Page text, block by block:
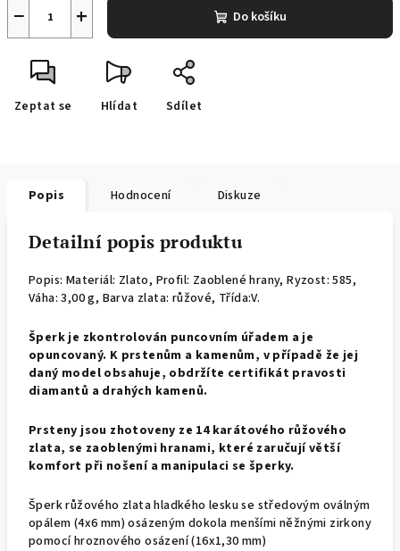
+
− Do košíku
Zeptat se Hlídat Sdílet
Popis Hodnocení Diskuze
Detailní popis produktu
Popis: Materiál: Zlato, Profil: Zaoblené hrany,Ryzost: 585,
Váha: 3,00 g, Barva zlata: růžové, Třída:V.
Šperk je zkontrolován puncovním úřadem a je
opuncovaný. K prstenům a kamenům, v případě že jej
daný model obsahuje, obdržíte certifikát pravosti
diamantů a drahých kamenů.
Prsteny jsou zhotoveny ze 14 karátového růžového
zlata, se zaoblenými hranami, které zaručují větší
komfort při nošení a manipulaci se šperky.
Šperk růžového zlata hladkého lesku se středovým oválným
opálem (4x6 mm) osázeným dokola menšími něžnými zirkony
pomocí hroznového osázení (16x1,30 mm)